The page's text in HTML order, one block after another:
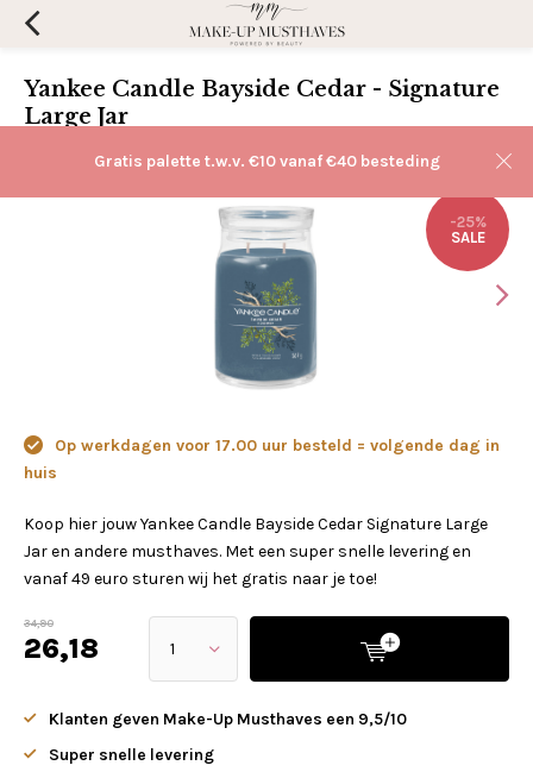
Gratis palette t.w.v. €10 vanaf €40 besteding
Yankee Candle Bayside Cedar - Signature
Large Jar
-25%
SALE
Op werkdagen voor 17.00 uur besteld = volgende dag in
huis
Koop hier jouw Yankee Candle Bayside Cedar Signature Large
Jar en andere musthaves. Met een super snelle levering en
vanaf 49 euro sturen wij het gratis naar je toe!
34,90
26,18
Klanten geven Make-Up Musthaves een 9,5/10
Super snelle levering